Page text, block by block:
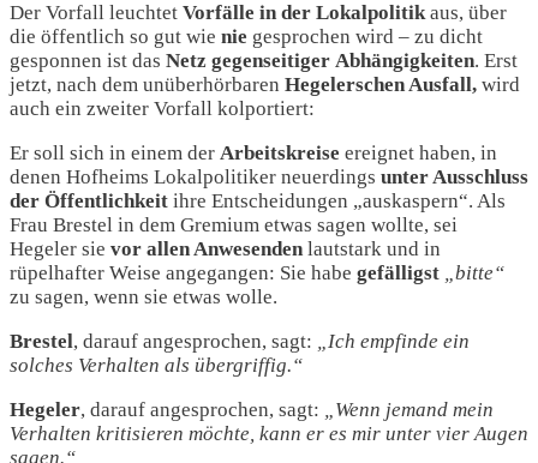
Der Vorfall leuchtet Vorfälle in der Lokalpolitikaus, über
die öffentlich so gut wie nie gesprochen wird – zu dicht
gesponnen ist das Netz gegenseitiger Abhängigkeiten. Erst
jetzt, nach dem unüberhörbaren Hegelerschen Ausfall, wird
auch ein zweiter Vorfall kolportiert:
Er soll sich in einem der Arbeitskreise ereignet haben, in
denen Hofheims Lokalpolitiker neuerdings unter Ausschluss
der Öffentlichkeit ihre Entscheidungen „auskaspern“. Als
Frau Brestel in dem Gremium etwas sagen wollte, sei
Hegeler sie vor allen Anwesenden lautstark und in
rüpelhafter Weise angegangen: Sie habe gefälligst „bitte“
zu sagen, wenn sie etwas wolle.
Brestel, darauf angesprochen, sagt: „Ich empfinde ein
solches Verhalten als übergriffig.“
Hegeler, darauf angesprochen, sagt: „Wenn jemand mein
Verhalten kritisieren möchte, kann er es mir unter vier Augen
sagen.“